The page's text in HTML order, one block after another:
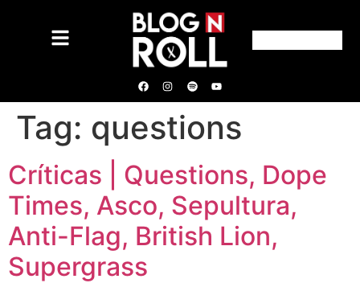
Tag: questions
Críticas | Questions, Dope
Times, Asco, Sepultura,
Anti-Flag, British Lion,
Supergrass